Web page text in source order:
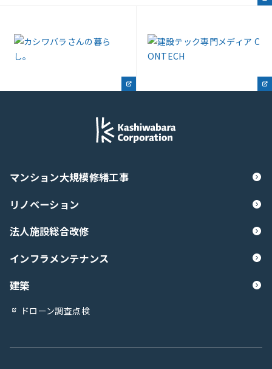
マンション大規模修繕工事
リノベーション
法人施設総合改修
インフラメンテナンス
建築
ドローン調査点検